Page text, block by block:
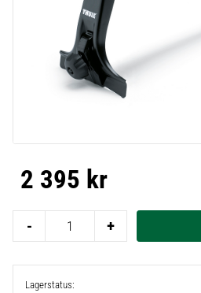
2 395 kr
+
-
Lagerstatus